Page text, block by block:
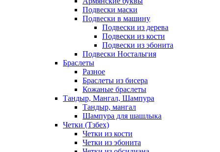
Подвески маски
Подвески в машину
Подвески из дерева
Подвески из кости
Подвески из эбонита
Подвески Ностальгия
Браслеты
Разное
Браслеты из бисера
Кожаные браслеты
Тандыр, Мангал, Шампура
Тандыр, мангал
Шампура для шашлыка
Четки (Тзбех)
Четки из кости
Четки из эбонита